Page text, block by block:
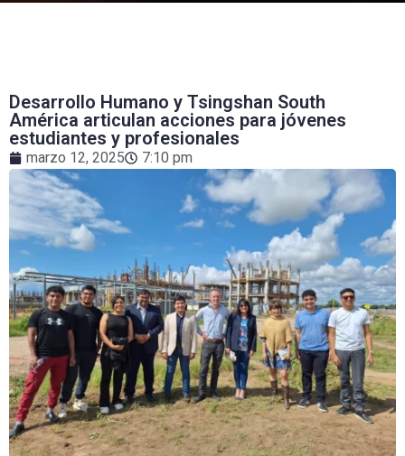
Desarrollo Humano y Tsingshan South
América articulan acciones para jóvenes
estudiantes y profesionales
marzo 12, 2025 7:10 pm